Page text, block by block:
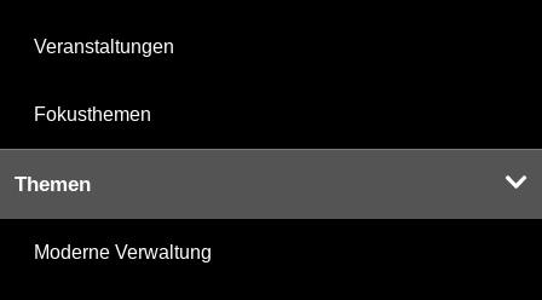
Veranstaltungen
Fokusthemen
Themen
Moderne Verwaltung